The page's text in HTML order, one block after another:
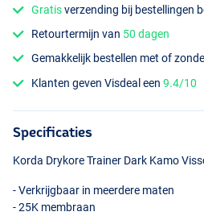
Gratisverzending bij bestellingen
Retourtermijn van 50 dagen
Gemakkelijk bestellen met of
Klanten geven Visdeal een9.4/10
Specificaties
Korda Drykore Trainer Dark Kamo
- Verkrijgbaar in meerdere maten
- 25K membraan